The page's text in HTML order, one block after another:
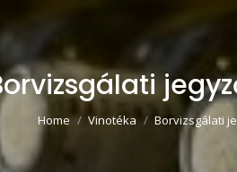
You are here:
Home Vinotéka Borvizsgálati